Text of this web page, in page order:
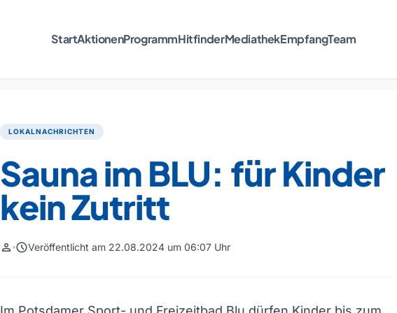
StartAktionenProgrammHitfinderMediathekEmpfangTeam
LOKALNACHRICHTEN
Sauna im BLU: für Kinder
kein Zutritt
person scheduleVeröffentlicht am 22.08.2024 um 06:07 Uhr